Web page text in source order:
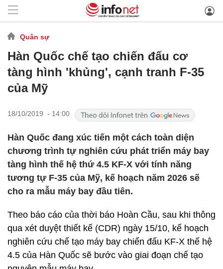
Quân sự
Hàn Quốc chế tạo chiến đấu cơ
tàng hình 'khủng', cạnh tranh F-35
của Mỹ
18/10/2019 - 14:00
Hàn Quốc đang xúc tiến một cách toàn diện
chương trình tự nghiên cứu phát triển máy bay
tàng hình thế hệ thứ 4.5 KF-X với tính năng
tương tự F-35 của Mỹ, kế hoạch năm 2026 sẽ
cho ra mẫu máy bay đầu tiên.
Theo báo cáo của thời báo Hoàn Cầu, sau khi thông
qua xét duyệt thiết kế (CDR) ngày 15/10, kế hoạch
nghiên cứu chế tạo máy bay chiến đấu KF-X thế hệ
4.5 của Hàn Quốc sẽ bước vào giai đoạn chế tạo